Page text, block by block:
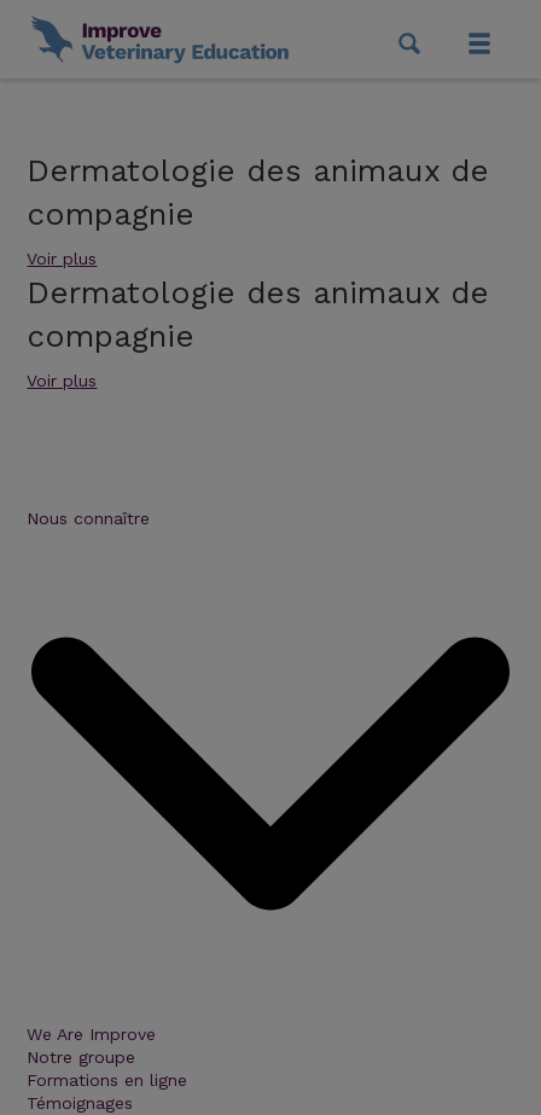
Dermatologie des animaux de
compagnie
Voir plus
Dermatologie des animaux de
compagnie
Voir plus
Nous connaître
We Are Improve
Notre groupe
Formations en ligne
Témoignages